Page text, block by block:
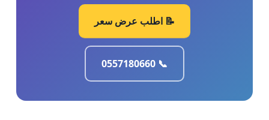
📝 اطلب عرض سعر
📞 0557180660